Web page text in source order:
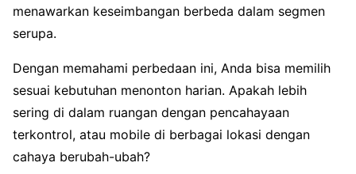
menawarkan keseimbangan berbeda dalam segmen
serupa.
Dengan memahami perbedaan ini, Anda bisa memilih
sesuai kebutuhan menonton harian. Apakah lebih
sering di dalam ruangan dengan pencahayaan
terkontrol, atau mobile di berbagai lokasi dengan
cahaya berubah-ubah?